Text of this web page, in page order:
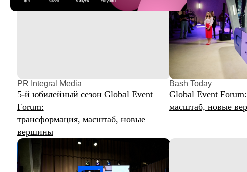
Bash Today
Global Event Forum:
масштаб, новые вершины